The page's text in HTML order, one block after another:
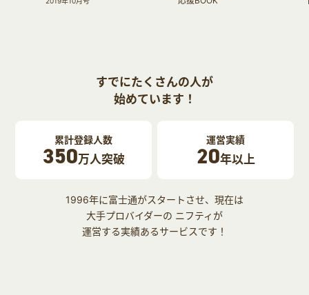
すでにたくさんの人が
始めています！
累計登録人数
350万人突破
運営実績
20年以上
1996年に富士通がスタートさせ、現在は
大手プロバイダーの ニフティが
運営する実績あるサービスです！